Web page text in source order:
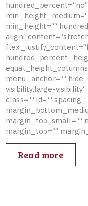
hundred percent=“no“
min height medium=“
min height=““ hundred
align content=“stretch
flex justify_ content=“f
hundred percent heig
equal_ height columns
menu anchor=““ hide_
visibility,large-visibility“
class=““ id=““ spacing
margin bottom mediu
margin top small=““
margin top=““ margin
Read more